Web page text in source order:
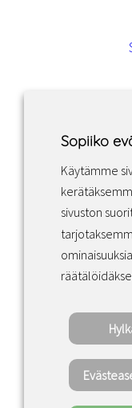
Sopimusehdot
Copyright
Sopiiko
Käytämme
sivuston